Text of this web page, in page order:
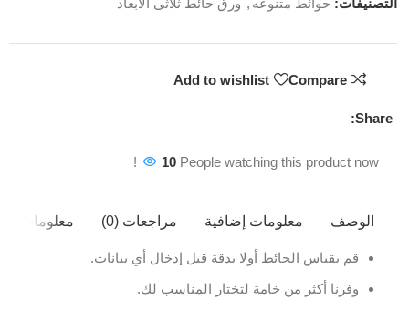
التصنيفات: حوائط متنوعه , ورق حائط ثلاثى الابعاد
Compare
Add to wishlist
Share:
10 People watching this product now!
الوصف معلومات إضافية مراجعات (0) معلومات
قم بقياس الحائط أولا بدقة قبل إدخال أي بيانات.
وفرنا أكثر من خامة لتختار المناسب لك.